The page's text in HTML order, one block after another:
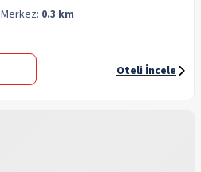
Merkez: 0.3 km
Oteli İncele